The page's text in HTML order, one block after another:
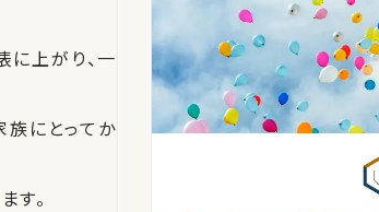
上がり、一
族にとってか
す。